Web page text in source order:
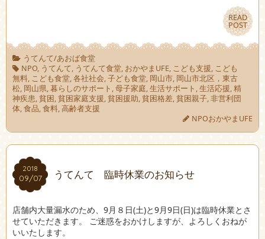
READ
POST
READ
POST
うてんて/あおば食堂
NPO, うてんて, うてんて食堂, おかやまUFE, こども支援, こども
無料, こども食堂,各社社会,子ども食堂, 岡山市, 岡山市北区，東古
松, 岡山県,暮らしのサポート ,母子家庭,生活サポート ,生活応援,精
神疾患,貧困,貧困家庭支援,貧困援助,貧困格差,貧困親子,非営利団
体,食品,食料,高齢者支援
NPOおかやまUFE
2018
09/07
2018
09/07 うてんて 臨時休業のお知らせ
店舗内大量漏水のため、9月８日(土)と9月9日(日)は臨時休業とさ
せていただきます。 ご迷惑をおかけしますが、よろしくおねが
いいたします。